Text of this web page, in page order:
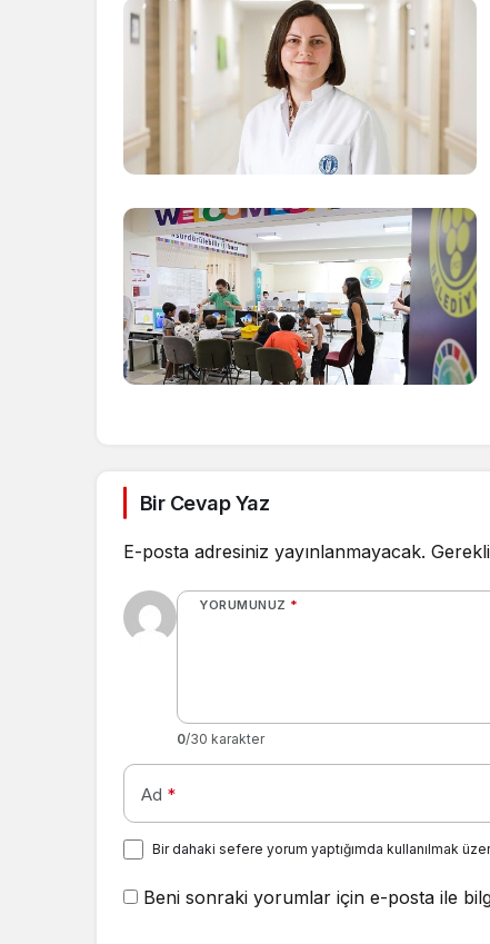
Bir Cevap Yaz
E-posta adresiniz yayınlanmayacak.
YORUMUNUZ *
0/30 karakter
Ad *
Bir dahaki sefere yorum yaptığımda kullanılmak
Beni sonraki yorumlar için e-posta ile